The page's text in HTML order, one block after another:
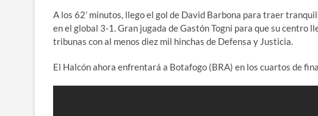
A los 62’ minutos, llego el gol de David Barbona para traer
en el global 3-1. Gran jugada de Gastón Togni para que su centro
tribunas con al menos diez mil hinchas de Defensa y Justicia.
El Halcón ahora enfrentará a Botafogo (BRA) en los cuartos de